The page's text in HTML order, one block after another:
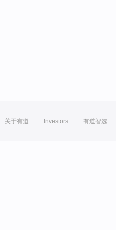
关于有道 Investors 有道智选